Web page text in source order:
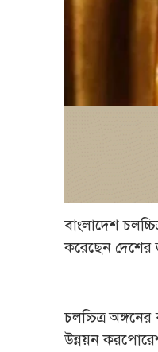
বাংলাদেশ
করেছেন দেশের
চলচ্চিত্র
উন্নয়ন